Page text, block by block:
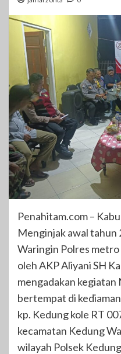
Penahitam.com –
Menginjak awal tahun
Waringin Polres
oleh AKP Aliyani SH
mengadakan kegiatan
bertempat di
kp. Kedung kole RT
kecamatan Kedung
wilayah Polsek